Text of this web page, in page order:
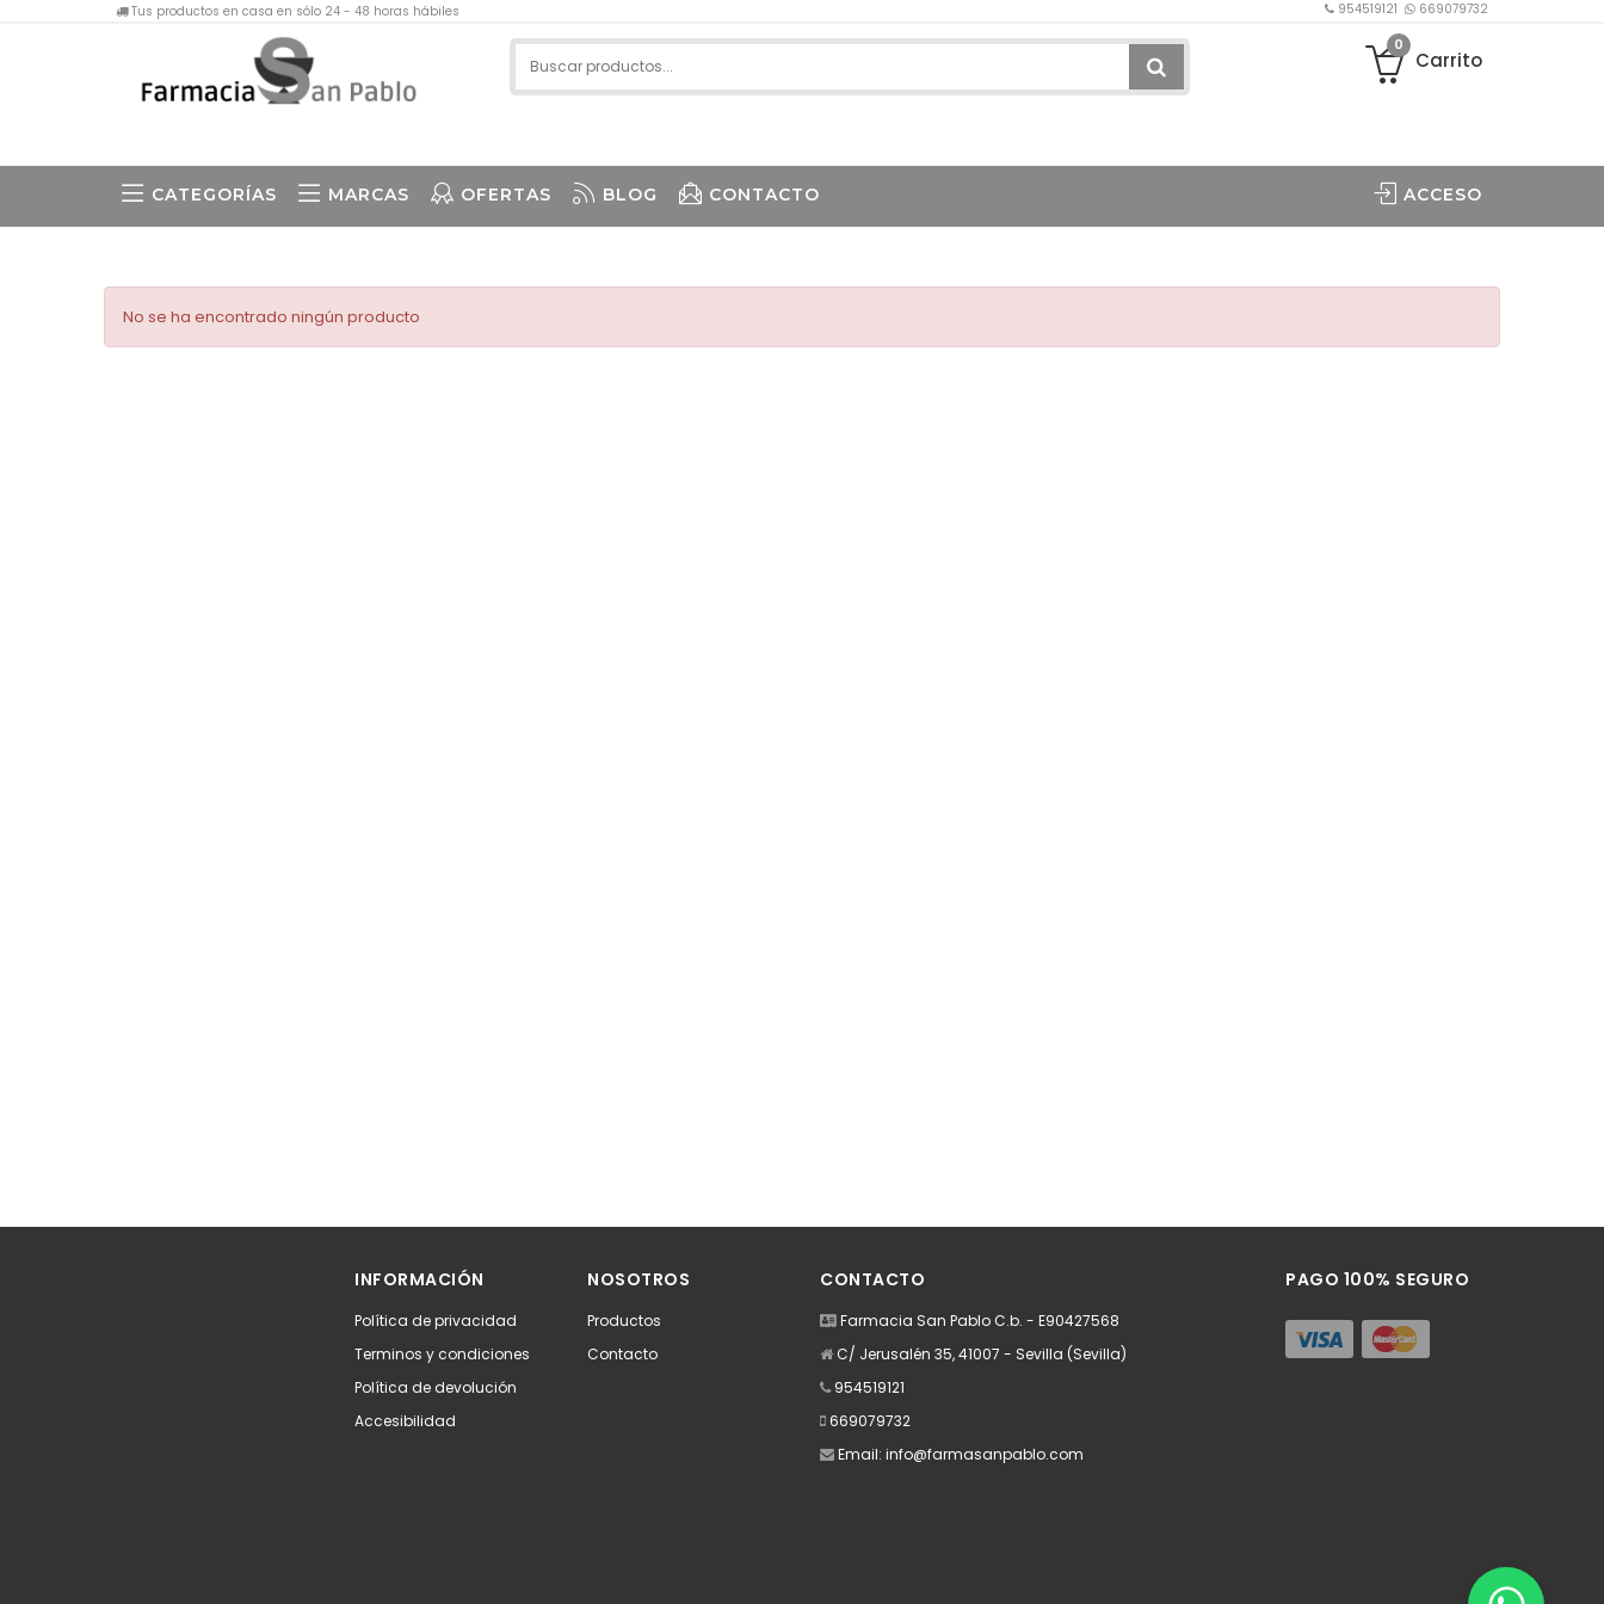
Tus productos en casa en sólo 24 - 48 horas hábiles 954519121 669079732
0
Carrito
CATEGORÍAS MARCAS OFERTAS BLOG CONTACTO ACCESO
No se ha encontrado ningún producto
INFORMACIÓN
Política de privacidad
Terminos y condiciones
Política de devolución
Accesibilidad
NOSOTROS
Productos
Contacto
CONTACTO
Farmacia San Pablo C.b. - E90427568
C/ Jerusalén 35, 41007 - Sevilla (Sevilla)
954519121
669079732
Email: info@farmasanpablo.com
PAGO 100% SEGURO